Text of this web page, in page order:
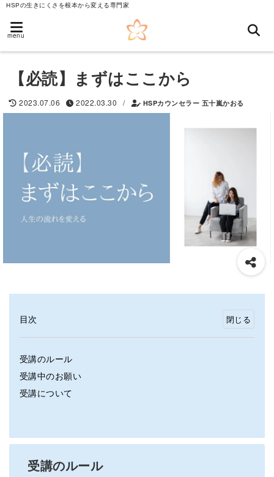
HSPの生きにくさを根本から変える専門家
menu
【必読】まずはここから
2023.07.06 2022.03.30 / HSPカウンセラー 五十嵐かおる
目次
受講のルール
受講中のお願い
受講について
受講のルール